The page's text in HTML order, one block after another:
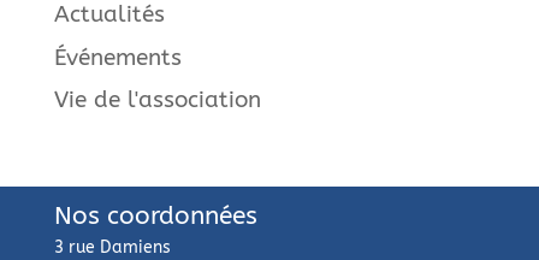
Actualités
Événements
Vie de l'association
Nos coordonnées
3 rue Damiens